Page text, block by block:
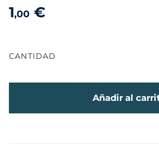
1,00 €
CANTIDAD
Añadir al